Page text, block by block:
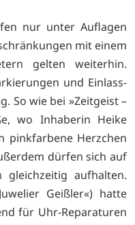
nur unter Auflagen
mit einem
gelten weiterhin.
und Einlass-
So wie bei »Zeitgeist –
wo Inhaberin Heike
pinkfarbene Herzchen
dürfen sich auf
aufhalten.
Geißler«) hatte
für Uhr-Reparaturen